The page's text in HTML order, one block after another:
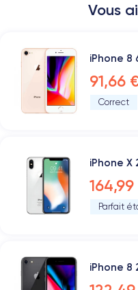
Vous
iPhone 8
91,66
Correct
iPhone X
Parfait
iPhone 8